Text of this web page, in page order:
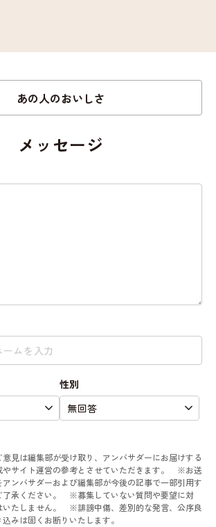
あの人のおいしさ
メッセージ
性別
見は編集部が受け取り、アンバサダーにお届けする
やサイト運営の参考とさせていただきます。 ※お送
アンバサダーおよび編集部が今後の記事で一部引用す
了承ください。 ※募集していない質問や要望に対
いたしません。 ※誹謗中傷、差別的な発言、公序良
みは固くお断りいたします。